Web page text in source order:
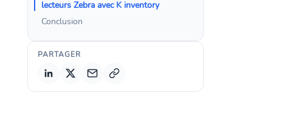
lecteurs Zebra avec K inventory
Conclusion
PARTAGER
Copier le lien